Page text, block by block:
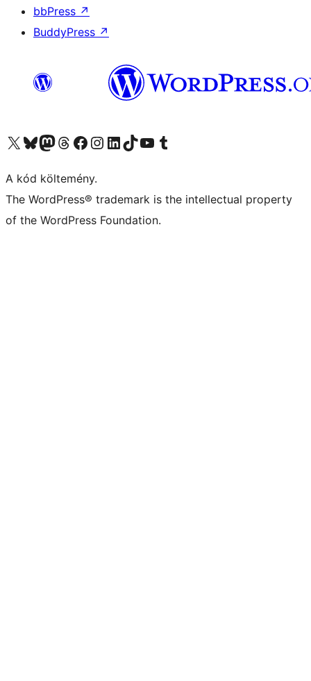
bbPress ↗
BuddyPress ↗
Visit our X (formerly Twitter) account
Visit our Bluesky account
Twitter csatornánk
Visit our Threads account
Facebook oldalunk megtekintése
Visit our Instagram account
Visit our LinkedIn account
Visit our TikTok account
Visit our YouTube channel
Visit our Tumblr account
A kód költemény.
The WordPress® trademark is the intellectual property
of the WordPress Foundation.